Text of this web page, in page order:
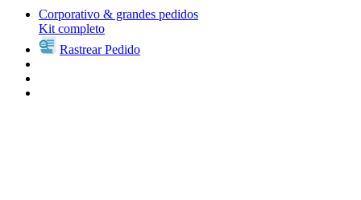
Corporativo & grandes pedidos
Kit completo
Rastrear Pedido